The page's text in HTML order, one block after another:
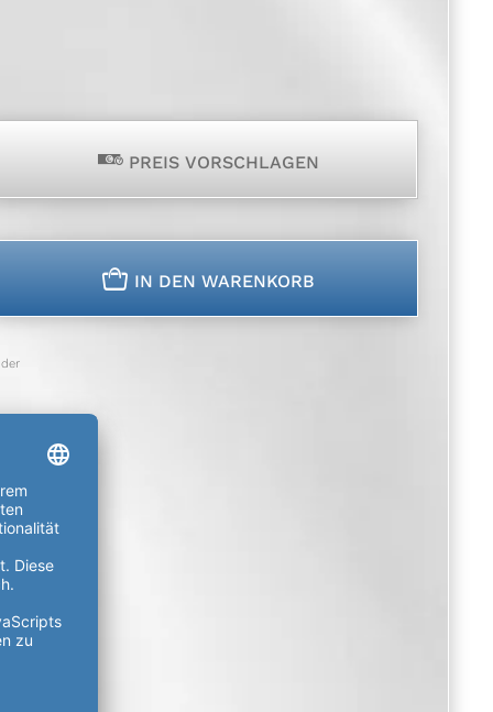
p PREIS VORSCHLAGEN
n IN DEN WARENKORB